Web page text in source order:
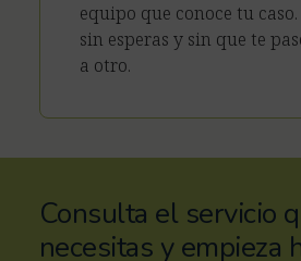
equipo que conoce tu
sin esperas y sin que te
a otro.
Consulta el servicio
necesitas y empieza